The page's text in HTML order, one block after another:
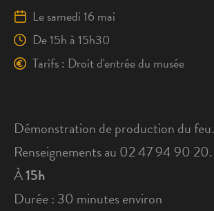
Le samedi 16 mai
De15h à 15h30
Tarifs : Droit d'entrée du musée
Démonstration de production du feu.
Renseignements au 02 47 94 90 20.
À15h
Durée : 30 minutes environ